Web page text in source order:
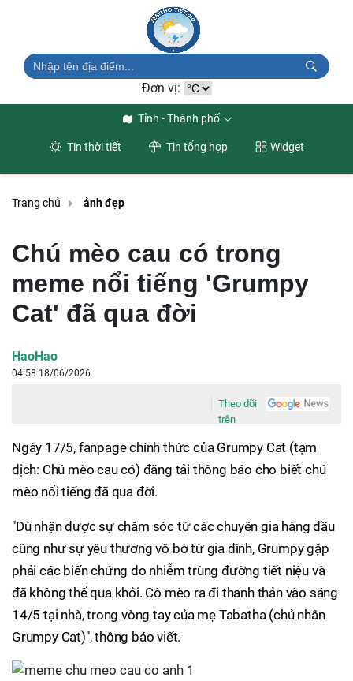
Đơn vị:
Tỉnh - Thành phố
Tin thời tiết Tin tổng hợp Widget
Trang chủ ảnh đẹp
Chú mèo cau có trong
meme nổi tiếng 'Grumpy
Cat' đã qua đời
HaoHao
04:58 18/06/2026
Theo dõi
trên
Ngày 17/5, fanpage chính thức của Grumpy Cat (tạm
dịch: Chú mèo cau có) đăng tải thông báo cho biết chú
mèo nổi tiếng đã qua đời.
"Dù nhận được sự chăm sóc từ các chuyên gia hàng đầu
cũng như sự yêu thương vô bờ từ gia đình, Grumpy gặp
phải các biến chứng do nhiễm trùng đường tiết niệu và
đã không thể qua khỏi. Cô mèo ra đi thanh thản vào sáng
14/5 tại nhà, trong vòng tay của mẹ Tabatha (chủ nhân
Grumpy Cat)", thông báo viết.